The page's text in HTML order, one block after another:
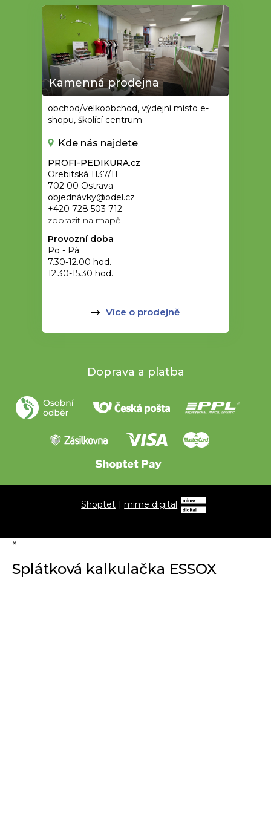
Kamenná prodejna
obchod/velkoobchod, výdejní místo e-
shopu, školící centrum
Kde nás najdete
PROFI-PEDIKURA.cz
Orebitská 1137/11
702 00 Ostrava
objednávky@odel.cz
+420 728 503 712
zobrazit na mapě
Provozní doba
Po - Pá:
7.30-12.00 hod.
12.30-15.30 hod.
Více o prodejně
Doprava a platba
Shoptet |mime digital
×
Splátková kalkulačka ESSOX